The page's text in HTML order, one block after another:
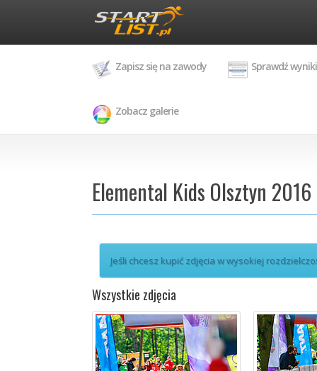
Zapisz się na zawody Sprawdź wyniki
Zobacz galerie
Elemental Kids Olsztyn
Jeśli chcesz kupić zdjęcia w wysokiej
Wszystkie zdjęcia